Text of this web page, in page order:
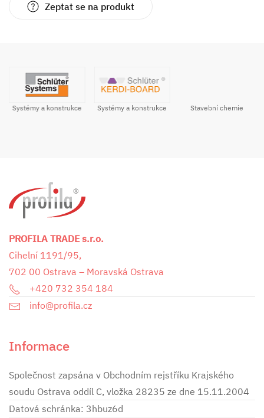
Zeptat se na produkt
Systémy a konstrukce Systémy a konstrukce Stavební chemie
PROFILA TRADE s.r.o.
Cihelní 1191/95,
702 00 Ostrava – Moravská Ostrava
+420 732 354 184
info@profila.cz
Informace
Společnost zapsána v Obchodním rejstříku Krajského
soudu Ostrava oddíl C, vložka 28235 ze dne 15.11.2004
Datová schránka: 3hbuz6d